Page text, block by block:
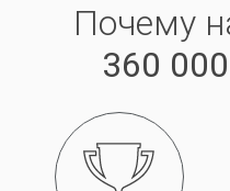
Почему
360 000